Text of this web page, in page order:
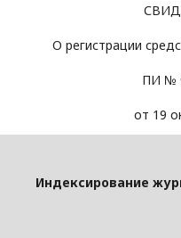
О регистрации
ПИ №
от 19
Индексирование